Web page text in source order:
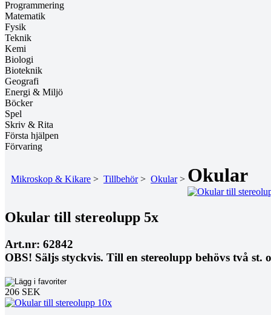
Programmering
Matematik
Fysik
Teknik
Kemi
Biologi
Bioteknik
Geografi
Energi & Miljö
Böcker
Spel
Skriv & Rita
Första hjälpen
Förvaring
Mikroskop & Kikare > Tillbehör> Okular> Okular
Okular till stereolupp 5x
Art.nr: 62842
OBS! Säljs styckvis. Till en stereolupp behövs två st.
206 SEK